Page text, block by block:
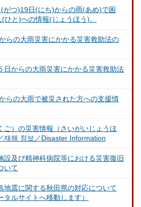
がつ)19日(にち)からの雨(あめ)で困
ひと)への情報(じょうほう)。
らの大雨災害にかかる災害救助法の
日からの大雨災害にかかる災害救助法
らの大雨で被災された方への支援情
ご）の災害情報（さいがいじょうほ
재해 정보／Disaster Information
設及び精神科病院等における災害復旧
いて
地震に関する秋田県の対応について
タルサイトへ移動します）